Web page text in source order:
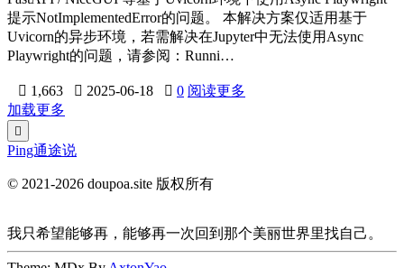
提示NotImplementedError的问题。 本解决方案仅适用基于
Uvicorn的异步环境，若需解决在Jupyter中无法使用Async
Playwright的问题，请参阅：Runni…
 1,663  2025-06-18  0 阅读更多
加载更多

Ping通途说
© 2021-2026 doupoa.site 版权所有
我只希望能够再，能够再一次回到那个美丽世界里找自己。